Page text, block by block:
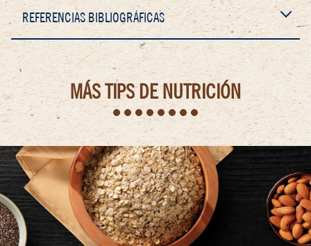
REFERENCIAS BIBLIOGRÁFICAS
MÁS TIPS DE NUTRICIÓN